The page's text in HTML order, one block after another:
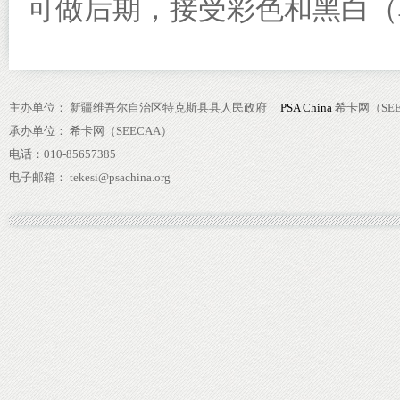
可做后期，接受彩色和黑白
主办单位： 新疆维吾尔自治区特克斯县县人民政府 PSA China 希卡网（
承办单位： 希卡网（SEECAA）
电话：010-85657385
电子邮箱： tekesi@psachina.org